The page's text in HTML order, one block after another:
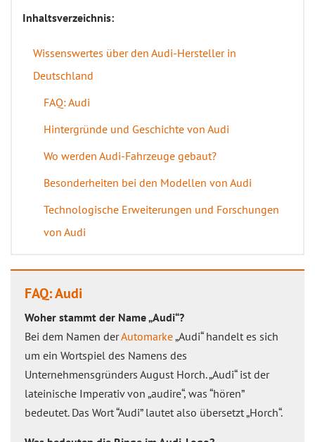
Inhaltsverzeichnis:
Wissenswertes über den Audi-Hersteller in
Deutschland
FAQ: Audi
Hintergründe und Geschichte von Audi
Wo werden Audi-Fahrzeuge gebaut?
Besonderheiten bei den Modellen von Audi
Technologische Erweiterungen und Forschungen
von Audi
FAQ: Audi
Woher stammt der Name „Audi“?
Bei dem Namen derAutomarke„Audi“ handelt es sich
um ein Wortspiel des Namens des
Unternehmensgründers August Horch. „Audi“ ist der
lateinische Imperativ von „audire“, was “hören”
bedeutet. Das Wort “Audi” lautet also übersetzt „Horch“.